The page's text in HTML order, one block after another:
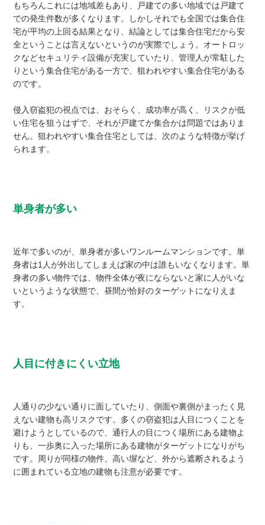
もちろんこれには地域差もあり、戸建ての多い地域では戸建て
での発生件数が多くなります。しかしそれでも全国では集合住
宅が平均の上回る結果となり、結論としては集合住宅だから安
全ということは言えないというのが実際でしょう。オートロッ
クなどセキュリティ設備が充実していたり、管理人が常駐した
りという集合住宅がある一方で、狙われやすい集合住宅がある
のです。
侵入窃盗犯の視点では、おそらく、成功率が高く、リスクが低
い住宅を狙うはずで、それが戸建てか集合かは問題ではありま
せん。狙われやすい集合住宅としては、次のような特徴が挙げ
られます。
単身者が多い
近年で多いのが、単身者が多いワンルームマンションです。単
身者は1人が外出してしまえば家の中は誰もいなくなります。単
身者の多い物件では、物件全体が夜にならないと家に人がいな
いというような状態で、昼間が恰好のターゲットになりえま
す。
人目に付きにくい立地
人通りの少ない通りに面していたり、側面や裏側がまったく見
えない建物も高リスクです。多くの窃盗犯は人目につくことを
避けようとしているので、通行人の目につく場所にある建物よ
りも、一歩奥に入った場所にある建物がターゲットになりがち
です。周りが同様の物件、高い塀など、外から遮断されるよう
に囲まれている立地の建物も注意が必要です。